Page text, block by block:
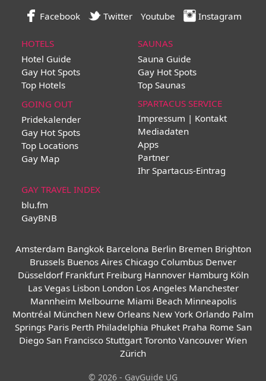
Facebook Twitter Youtube Instagram
HOTELS
Hotel Guide
Gay Hot Spots
Top Hotels
SAUNAS
Sauna Guide
Gay Hot Spots
Top Saunas
GOING OUT
Pridekalender
Gay Hot Spots
Top Locations
Gay Map
SPARTACUS SERVICE
Impressum | Kontakt
Mediadaten
Apps
Partner
Ihr Spartacus-Eintrag
GAY TRAVEL INDEX
blu.fm
GayBNB
Amsterdam Bangkok Barcelona Berlin Bremen Brighton
Brussels Buenos Aires Chicago Columbus Denver
Düsseldorf Frankfurt Freiburg Hannover Hamburg Köln
Las Vegas Lisbon London Los Angeles Manchester
Mannheim Melbourne Miami Beach Minneapolis
Montréal München New Orleans New York Orlando Palm
Springs Paris Perth Philadelphia Phuket Praha Rome San
Diego San Francisco Stuttgart Toronto Vancouver Wien
Zürich
© 2026 - GayGuide UG